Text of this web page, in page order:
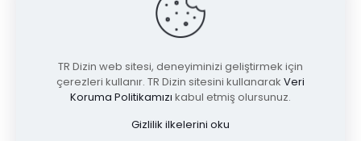
trdizin@tubitak.gov.tr
TR Dizin web sitesi, deneyiminizi geliştirmek için
çerezleri kullanır. TR Dizin sitesini kullanarak Veri
Koruma Politikamızı kabul etmiş olursunuz.
Gizlilik ilkelerini oku